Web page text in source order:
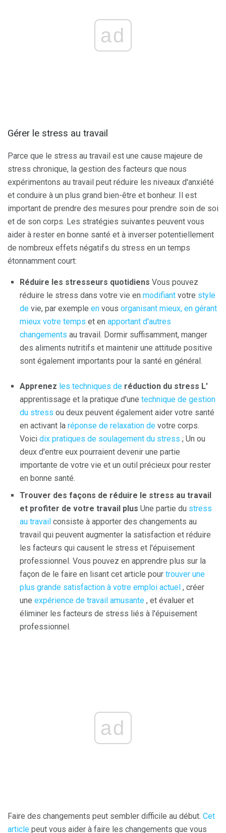
ad
Gérer le stress au travail
Parce que le stress au travail est une cause majeure de
stress chronique, la gestion des facteurs que nous
expérimentons au travail peut réduire les niveaux d'anxiété
et conduire à un plus grand bien-être et bonheur. Il est
important de prendre des mesures pour prendre soin de soi
et de son corps. Les stratégies suivantes peuvent vous
aider à rester en bonne santé et à inverser potentiellement
de nombreux effets négatifs du stress en un temps
étonnamment court:
Réduire les stresseurs quotidiens Vous pouvez
réduire le stress dans votre vie en modifiant votre style
de vie, par exemple en vous organisant mieux, en gérant
mieux votre temps et en apportant d'autres
changements au travail. Dormir suffisamment, manger
des aliments nutritifs et maintenir une attitude positive
sont également importants pour la santé en général.
Apprenez les techniques de réduction du stress L'
apprentissage et la pratique d'une technique de gestion
du stress ou deux peuvent également aider votre santé
en activant la réponse de relaxation de votre corps.
Voici dix pratiques de soulagement du stress ; Un ou
deux d'entre eux pourraient devenir une partie
importante de votre vie et un outil précieux pour rester
en bonne santé.
Trouver des façons de réduire le stress au travail
et profiter de votre travail plus Une partie du stress
au travail consiste à apporter des changements au
travail qui peuvent augmenter la satisfaction et réduire
les facteurs qui causent le stress et l'épuisement
professionnel. Vous pouvez en apprendre plus sur la
façon de le faire en lisant cet article pour trouver une
plus grande satisfaction à votre emploi actuel , créer
une expérience de travail amusante , et évaluer et
éliminer les facteurs de stress liés à l'épuisement
professionnel.
ad
Faire des changements peut sembler difficile au début. Cet
article peut vous aider à faire les changements que vous